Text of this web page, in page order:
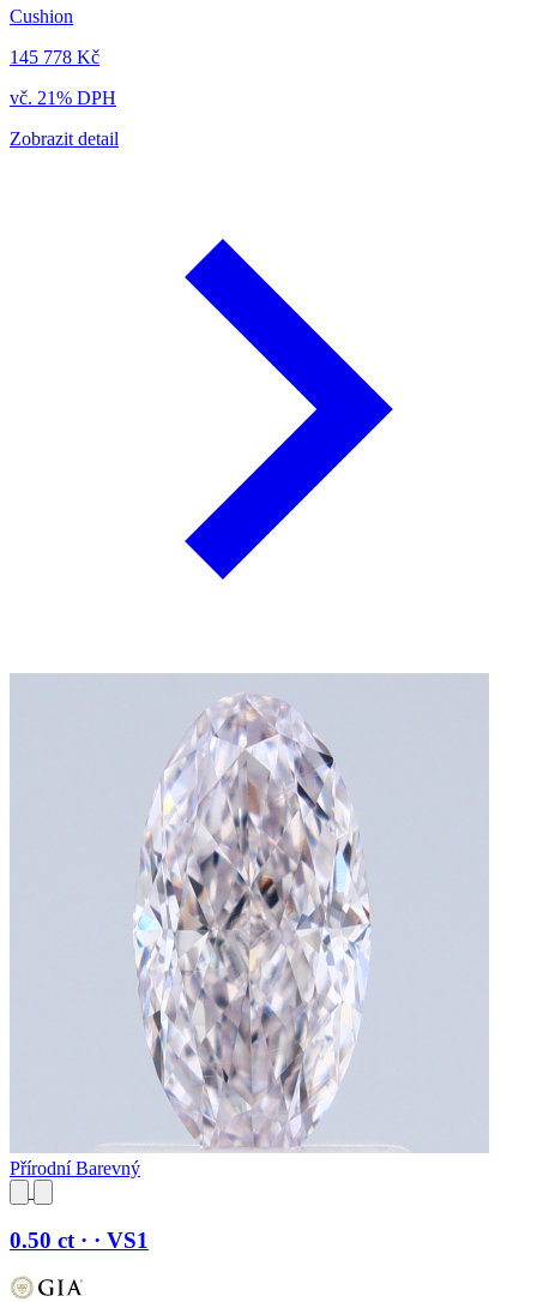
Cushion
145 778 Kč
vč. 21% DPH
Zobrazit detail
Přírodní Barevný
0.50 ct · · VS1